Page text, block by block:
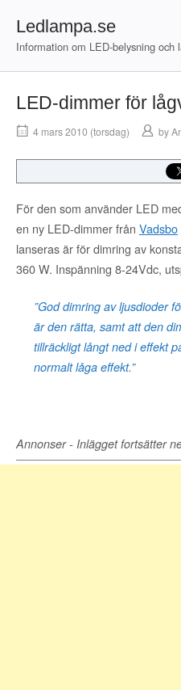
content
Ledlampa.se
Information om LED-belysning och
LED-dimmer för
4 mars 2010 (torsdag) by
För den som använder LED
en ny LED-dimmer från Vadsbo
lanseras är för dimring av
360 W. Inspänning 8-24Vdc,
”God dimring av ljusdioder
är den rätta, samt att den
tillräckligt långt ned i effekt
normalt låga effekt.”
Annonser - Inlägget fortsätter